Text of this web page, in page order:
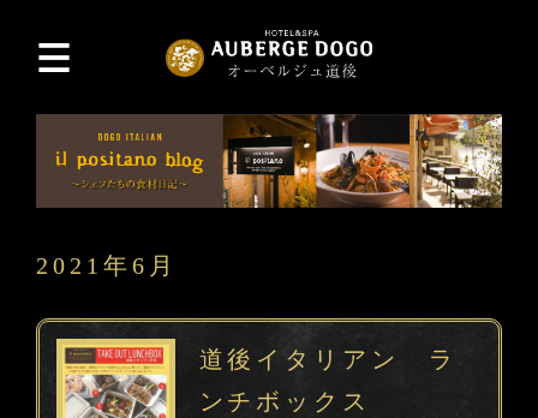
2021年6月
道後イタリアン ラ
ンチボックス